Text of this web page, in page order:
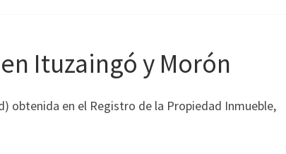
Ituzaingó y Morón
obtenida en el Registro de la Propiedad Inmueble,